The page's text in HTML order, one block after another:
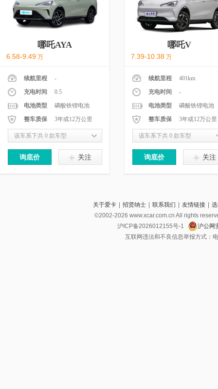
哪吒AYA
6.58-9.49 万
续航里程
-
充电时间
0.5
电池类型
磷酸铁锂电池
整车质保
3年或12万公里
该车系下共 0 款车型
询底价 关注
哪吒V
7.39-10.38 万
续航里程
401km
充电时间
-
电池类型
磷酸铁锂电池
整车质保
3年或12万公里
该车系下共 0 款车型
询底价 关注
关于爱卡 招贤纳士 联系我们 友情链接
©2002-2026 www.xcar.com.cn All rights
沪ICP备2026012155号-1
沪公网
互联网违法和不良信息举报方式：